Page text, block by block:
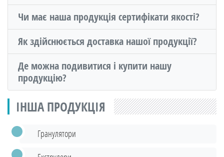
Чи має наша продукція сертифікати якості?
Як здійснюється доставка нашої продукції?
Де можна подивитися і купити нашу
продукцію?
ІНША ПРОДУКЦІЯ
Гранулятори